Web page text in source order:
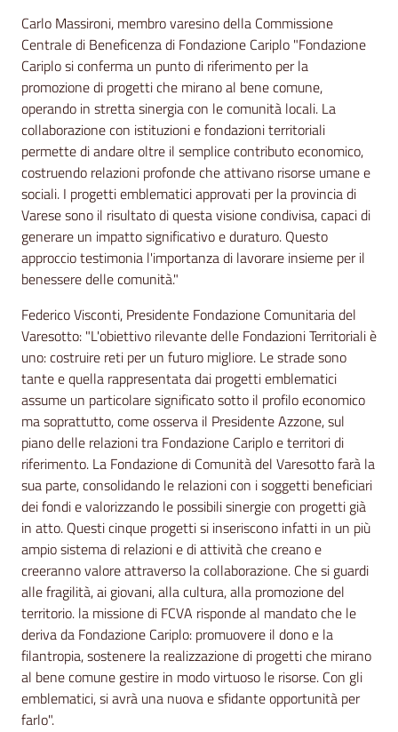
Carlo Massironi, membro varesino della Commissione
Centrale di Beneficenza di Fondazione Cariplo "Fondazione
Cariplo si conferma un punto di riferimento per la
promozione di progetti che mirano al bene comune,
operando in stretta sinergia con le comunità locali. La
collaborazione con istituzioni e fondazioni territoriali
permette di andare oltre il semplice contributo economico,
costruendo relazioni profonde che attivano risorse umane e
sociali. I progetti emblematici approvati per la provincia di
Varese sono il risultato di questa visione condivisa, capaci di
generare un impatto significativo e duraturo. Questo
approccio testimonia l'importanza di lavorare insieme per il
benessere delle comunità."
Federico Visconti, Presidente Fondazione Comunitaria del
Varesotto: "L'obiettivo rilevante delle Fondazioni Territoriali è
uno: costruire reti per un futuro migliore. Le strade sono
tante e quella rappresentata dai progetti emblematici
assume un particolare significato sotto il profilo economico
ma soprattutto, come osserva il Presidente Azzone, sul
piano delle relazioni tra Fondazione Cariplo e territori di
riferimento. La Fondazione di Comunità del Varesotto farà la
sua parte, consolidando le relazioni con i soggetti beneficiari
dei fondi e valorizzando le possibili sinergie con progetti già
in atto. Questi cinque progetti si inseriscono infatti in un più
ampio sistema di relazioni e di attività che creano e
creeranno valore attraverso la collaborazione. Che si guardi
alle fragilità, ai giovani, alla cultura, alla promozione del
territorio. la missione di FCVA risponde al mandato che le
deriva da Fondazione Cariplo: promuovere il dono e la
filantropia, sostenere la realizzazione di progetti che mirano
al bene comune gestire in modo virtuoso le risorse. Con gli
emblematici, si avrà una nuova e sfidante opportunità per
farlo".